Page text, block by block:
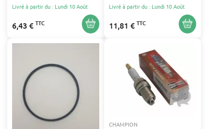
Livré à partir du : Lundi 10 Août
6,43 € TTC
Livré à partir du : Lundi 10 Août
11,81 € TTC
CHAMPION